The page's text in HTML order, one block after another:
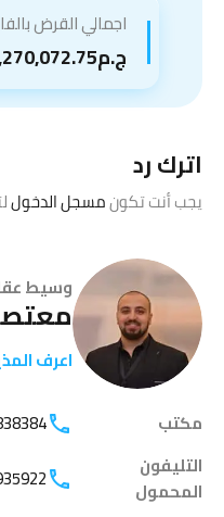
اجمالي القرض
ج.م6,270,072.75
اترك رد
يجب أنت تكونمسجل الدخول
وسيط
اعرف
مكتب
التليفون
المحمول